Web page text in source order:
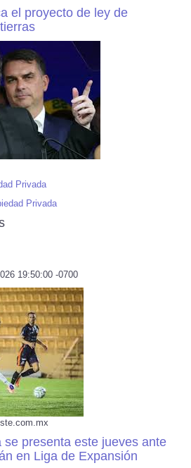
el proyecto de ley de
Privada
Privada
19:50:00 -0700
se presenta este jueves ante
en Liga de Expansión